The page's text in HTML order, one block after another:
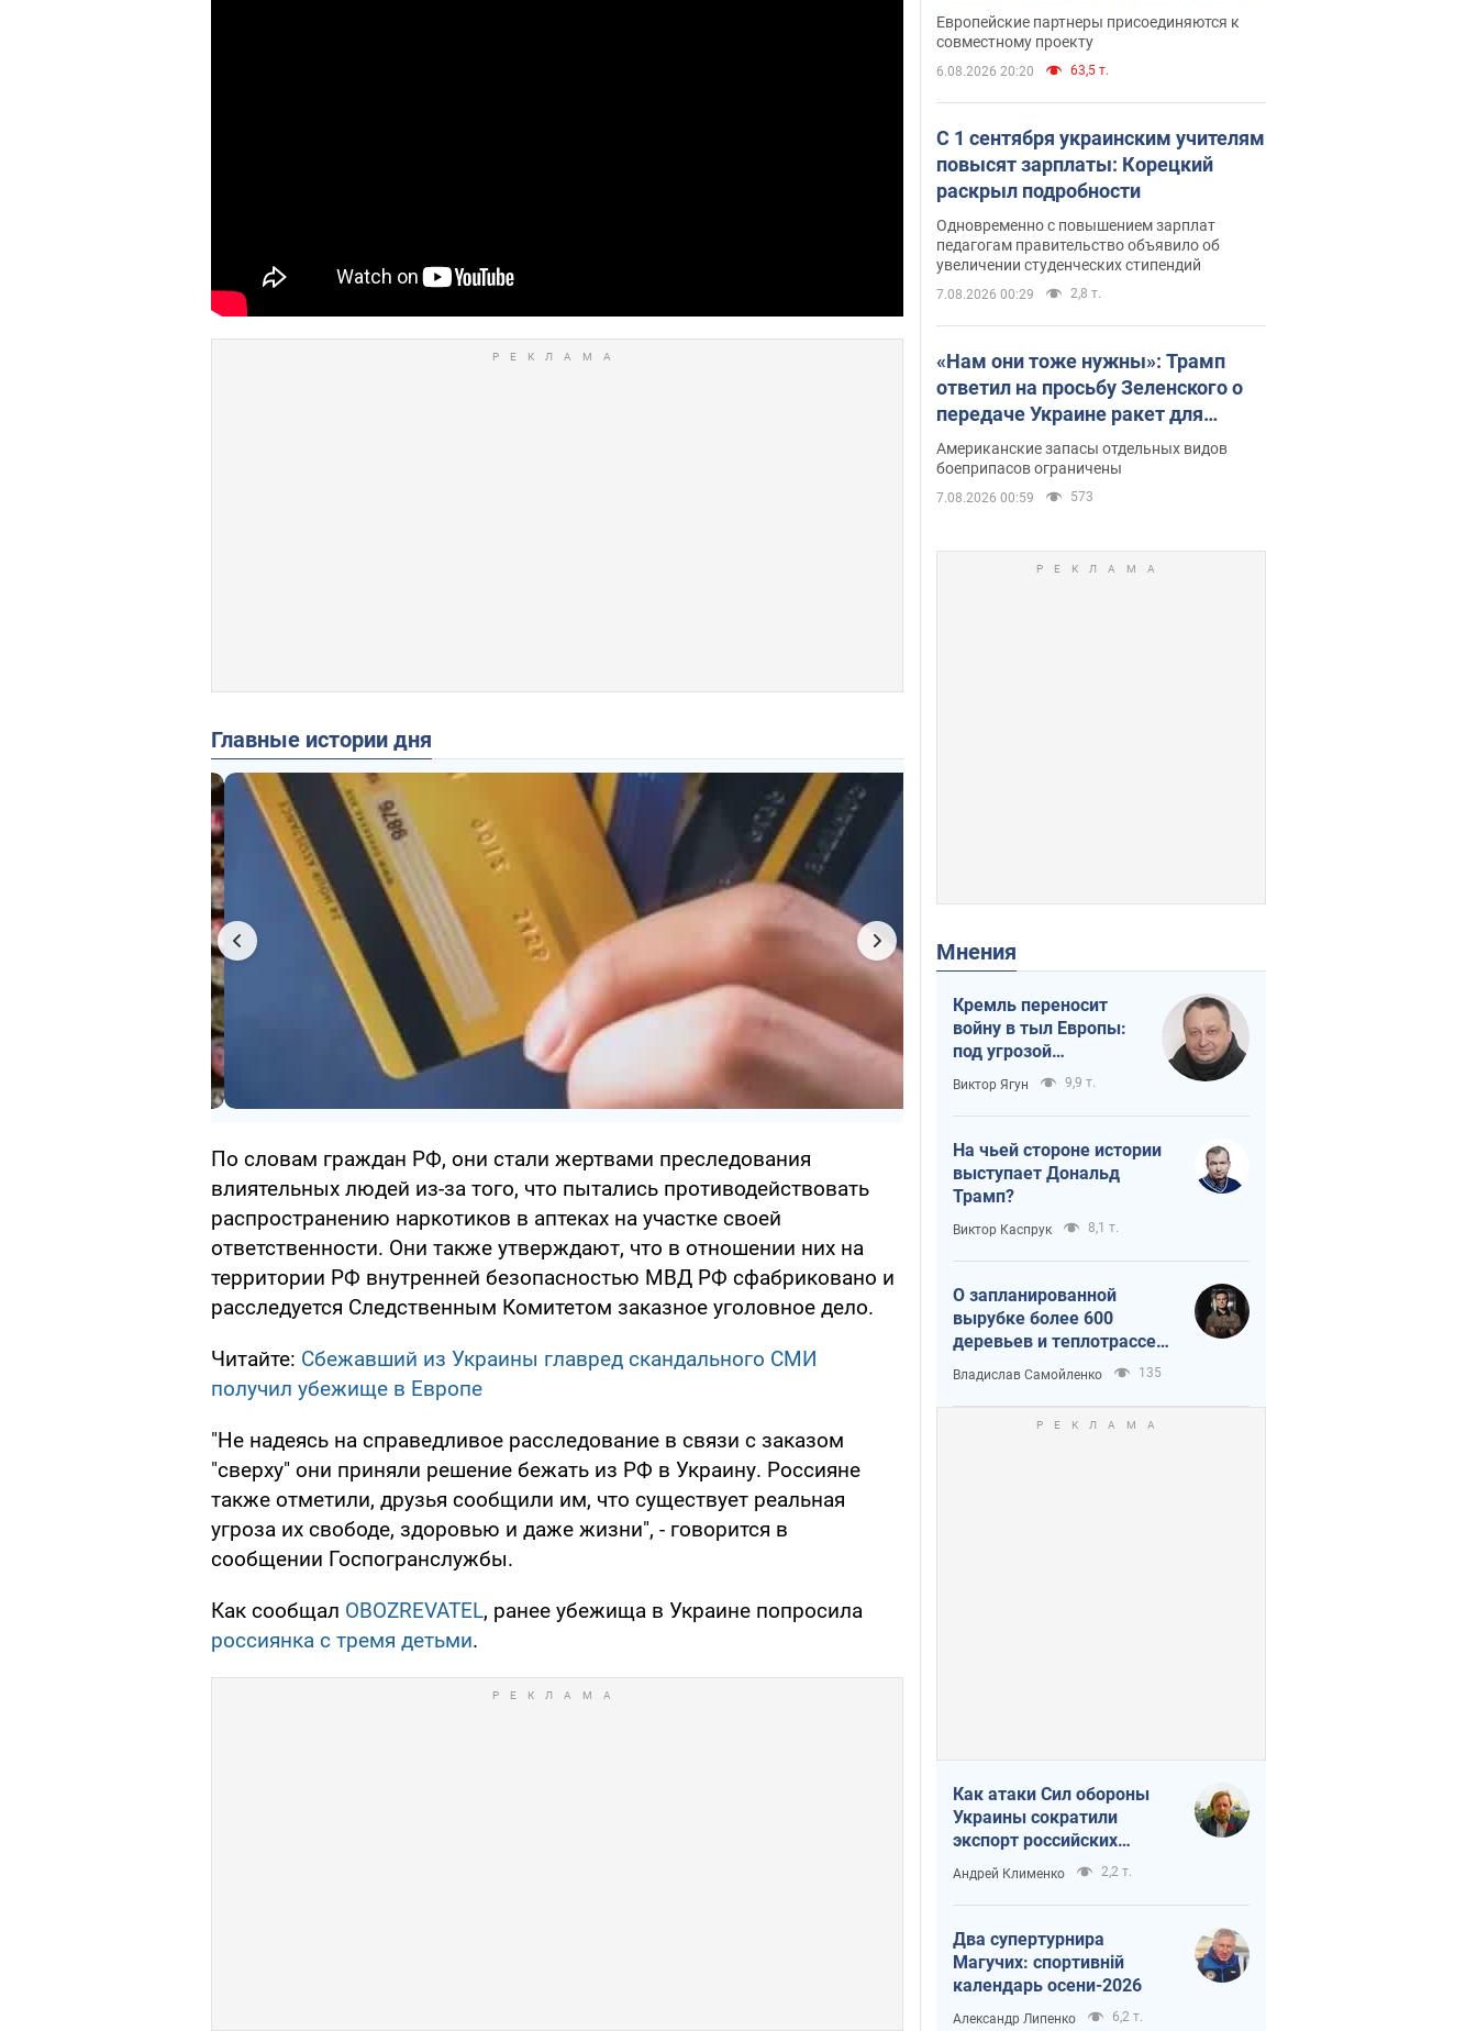
Главные истории дня
По словам граждан РФ, они стали жертвами преследования
влиятельных людей из-за того, что пытались противодействовать
распространению наркотиков в аптеках на участке своей
ответственности. Они также утверждают, что в отношении них на
территории РФ внутренней безопасностью МВД РФ сфабриковано и
расследуется Следственным Комитетом заказное уголовное дело.
Читайте: Сбежавший из Украины главред скандального СМИ
получил убежище в Европе
"Не надеясь на справедливое расследование в связи с заказом
"сверху" они приняли решение бежать из РФ в Украину. Россияне
также отметили, друзья сообщили им, что существует реальная
угроза их свободе, здоровью и даже жизни", - говорится в
сообщении Госпогранслужбы.
Как сообщал OBOZREVATEL, ранее убежища в Украине попросила
россиянка с тремя детьми.
поддержке аграриев. Видео
Европейские партнеры присоединяются к
совместному проекту
6.08.2026 20:20 63,5 т.
С 1 сентября украинским учителям
повысят зарплаты: Корецкий
раскрыл подробности
Одновременно с повышением зарплат
педагогам правительство объявило об
увеличении студенческих стипендий
7.08.2026 00:29 2,8 т.
«Нам они тоже нужны»: Трамп
ответил на просьбу Зеленского о
передаче Украине ракет для
Patriot
Американские запасы отдельных видов
боеприпасов ограничены
7.08.2026 00:59 573
Мнения
Кремль переносит
войну в тыл Европы:
под угрозой
критическая
логистика
Виктор Ягун 9,9 т.
На чьей стороне истории
выступает Дональд
Трамп?
Виктор Каспрук 8,1 т.
О запланированной
вырубке более 600
деревьев и теплотрассе:
что происходит на
Теремках в Киеве
Владислав Самойленко 135
Как атаки Сил обороны
Украины сократили
экспорт российских
нефтепродуктов
Андрей Клименко 2,2 т.
Два супертурнира
Магучих: спортивній
календарь осени-2026
Александр Липенко 6,2 т.